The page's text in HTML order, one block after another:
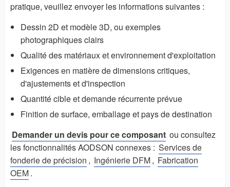
pratique, veuillez envoyer les informations suivantes :
Dessin 2D et modèle 3D, ou exemples
photographiques clairs
Qualité des matériaux et environnement d'exploitation
Exigences en matière de dimensions critiques,
d'ajustements et d'inspection
Quantité cible et demande récurrente prévue
Finition de surface, emballage et pays de destination
Demander un devis pour ce composant ou consultez
les fonctionnalités AODSON connexes : Services de
fonderie de précision , Ingénierie DFM, Fabrication
OEM.